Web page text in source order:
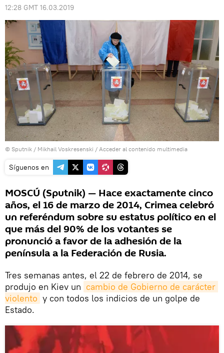
12:28 GMT 16.03.2019
© Sputnik / Mikhail Voskresenski / Acceder al contenido multimedia
Síguenos en
MOSCÚ (Sputnik) — Hace exactamente cinco
años, el 16 de marzo de 2014, Crimea celebró
un referéndum sobre su estatus político en el
que más del 90% de los votantes se
pronunció a favor de la adhesión de la
península a la Federación de Rusia.
Tres semanas antes, el 22 de febrero de 2014, se
produjo en Kiev un cambio de Gobierno de carácter
violento y con todos los indicios de un golpe de
Estado.